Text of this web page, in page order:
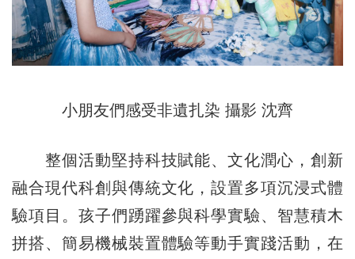
小朋友們感受非遺扎染 攝影 沈齊
整個活動堅持科技賦能、文化潤心，創新
融合現代科創與傳統文化，設置多項沉浸式體
驗項目。孩子們踴躍參與科學實驗、智慧積木
拼搭、簡易機械裝置體驗等動手實踐活動，在